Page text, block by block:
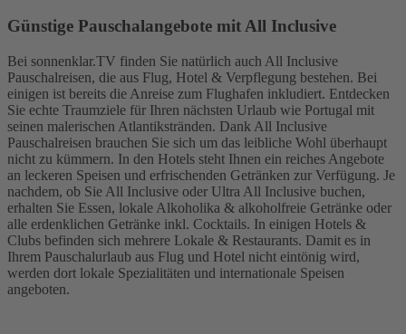
Günstige Pauschalangebote mit All Inclusive
Bei sonnenklar.TV finden Sie natürlich auch All Inclusive
Pauschalreisen, die aus Flug, Hotel & Verpflegung bestehen. Bei
einigen ist bereits die Anreise zum Flughafen inkludiert. Entdecken
Sie echte Traumziele für Ihren nächsten Urlaub wie Portugal mit
seinen malerischen Atlantikstränden. Dank All Inclusive
Pauschalreisen brauchen Sie sich um das leibliche Wohl überhaupt
nicht zu kümmern. In den Hotels steht Ihnen ein reiches Angebote
an leckeren Speisen und erfrischenden Getränken zur Verfügung. Je
nachdem, ob Sie All Inclusive oder Ultra All Inclusive buchen,
erhalten Sie Essen, lokale Alkoholika & alkoholfreie Getränke oder
alle erdenklichen Getränke inkl. Cocktails. In einigen Hotels &
Clubs befinden sich mehrere Lokale & Restaurants. Damit es in
Ihrem Pauschalurlaub aus Flug und Hotel nicht eintönig wird,
werden dort lokale Spezialitäten und internationale Speisen
angeboten.